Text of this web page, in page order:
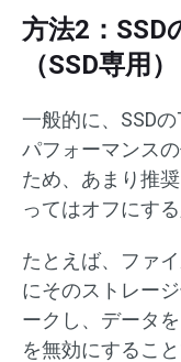
方法2：SSD
（SSD専用）
一般的に、SSD
パフォーマンス
ため、あまり推
ってはオフにす
たとえば、ファ
にそのストレー
ークし、データ
を無効にするこ